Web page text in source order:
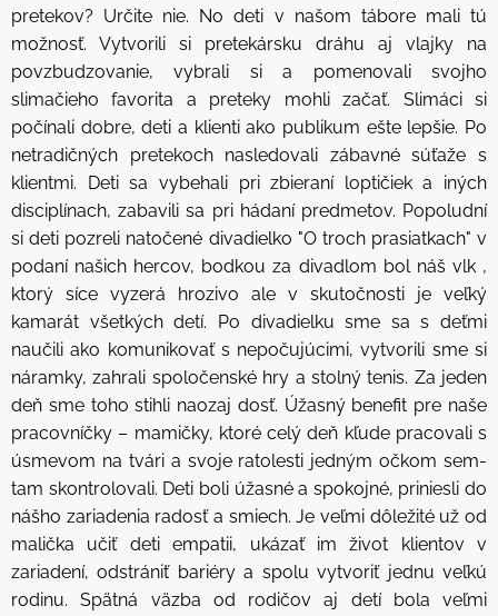
pretekov? Určite nie. No deti v našom tábore mali tú
možnosť. Vytvorili si pretekársku dráhu aj vlajky na
povzbudzovanie, vybrali si a pomenovali svojho
slimačieho favorita a preteky mohli začať. Slimáci si
počínali dobre, deti a klienti ako publikum ešte lepšie. Po
netradičných pretekoch nasledovali zábavné súťaže s
klientmi. Deti sa vybehali pri zbieraní loptičiek a iných
disciplínach, zabavili sa pri hádaní predmetov. Popoludní
si deti pozreli natočené divadielko "O troch prasiatkach" v
podaní našich hercov, bodkou za divadlom bol náš vlk ,
ktorý síce vyzerá hrozivo ale v skutočnosti je veľký
kamarát všetkých detí. Po divadielku sme sa s deťmi
naučili ako komunikovať s nepočujúcimi, vytvorili sme si
náramky, zahrali spoločenské hry a stolný tenis. Za jeden
deň sme toho stihli naozaj dosť. Úžasný benefit pre naše
pracovníčky – mamičky, ktoré celý deň kľude pracovali s
úsmevom na tvári a svoje ratolesti jedným očkom sem-
tam skontrolovali. Deti boli úžasné a spokojné, priniesli do
nášho zariadenia radosť a smiech. Je veľmi dôležité už od
malička učiť deti empatii, ukázať im život klientov v
zariadení, odstrániť bariéry a spolu vytvoriť jednu veľkú
rodinu. Spätná väzba od rodičov aj detí bola veľmi